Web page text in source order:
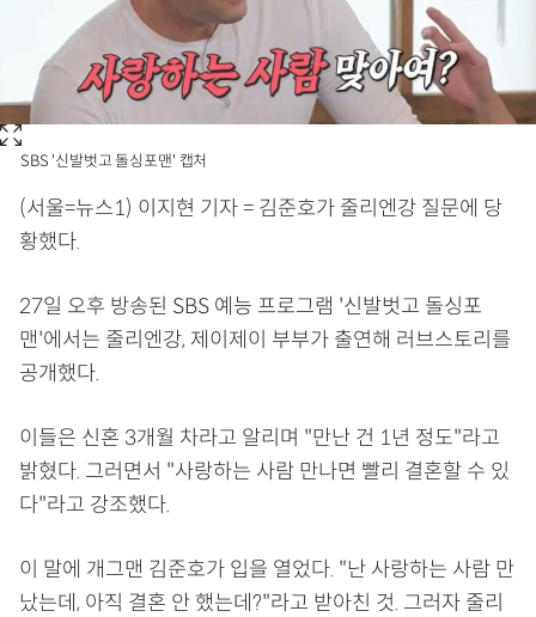
SBS '신발벗고 돌싱포맨' 캡처
(서울=뉴스1) 이지현 기자 = 김준호가 줄리엔강 질문에 당
황했다.
27일 오후 방송된 SBS 예능 프로그램 '신발벗고 돌싱포
맨'에서는 줄리엔강, 제이제이 부부가 출연해 러브스토리를
공개했다.
이들은 신혼 3개월 차라고 알리며 "만난 건 1년 정도"라고
밝혔다. 그러면서 "사랑하는 사람 만나면 빨리 결혼할 수 있
다"라고 강조했다.
이 말에 개그맨 김준호가 입을 열었다. "난 사랑하는 사람 만
났는데, 아직 결혼 안 했는데?"라고 받아친 것. 그러자 줄리